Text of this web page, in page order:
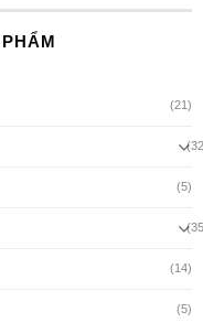
(21)
(5)
(14)
(5)